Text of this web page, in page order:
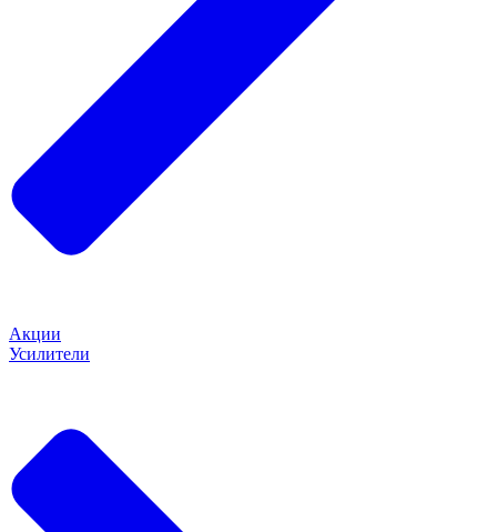
Акции
Усилители